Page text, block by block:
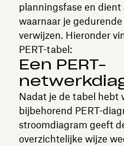
planningsfase en
waarnaar je
verwijzen. Hieronder
PERT-tabel:
Een PERT-
Nadat je de tabel hebt
bijbehorend PERT-
stroomdiagram geeft
overzichtelijke wijze